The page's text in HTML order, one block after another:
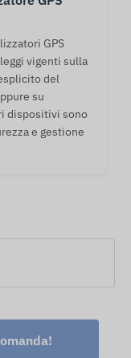
GPS
vigenti sulla
del
su
dispositivi sono
e gestione